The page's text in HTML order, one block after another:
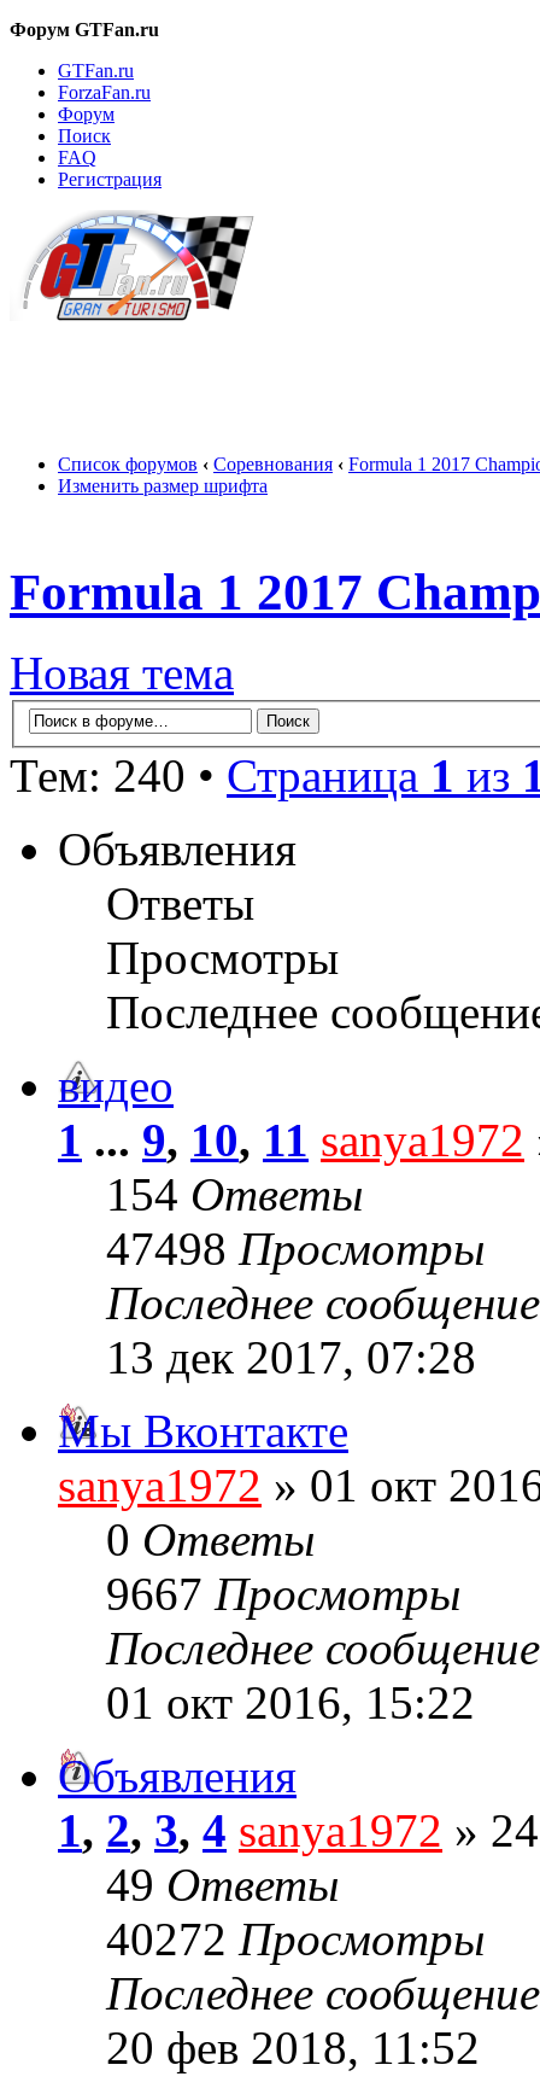
Форум GTFan.ru
GTFan.ru
ForzaFan.ru
Форум
Поиск
FAQ
Регистрация
Список форумов ‹ Соревнования ‹ Formula 1 2017
Изменить размер шрифта
Formula 1 2017
Новая тема
Тем: 240 • Страница 1 из
Объявления
Ответы
Просмотры
Последнее
видео
1 ... 9, 10, 11 sanya1972
154 Ответы
47498 Просмотры
Последнее
13 дек 2017, 07:28
Мы Вконтакте
sanya1972 » 01 окт
0 Ответы
9667 Просмотры
Последнее
01 окт 2016, 15:22
Объявления
1, 2, 3, 4 sanya1972 »
49 Ответы
40272 Просмотры
Последнее
20 фев 2018, 11:52